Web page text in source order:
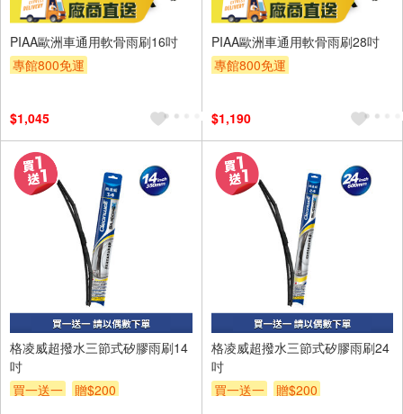
PIAA歐洲車通用軟骨雨刷16吋
專館800免運
$1,045
PIAA歐洲車通用軟骨雨刷28吋
專館800免運
$1,190
格凌威超撥水三節式矽膠雨刷14
吋
買一送一
贈$200
格凌威超撥水三節式矽膠雨刷24
吋
買一送一
贈$200